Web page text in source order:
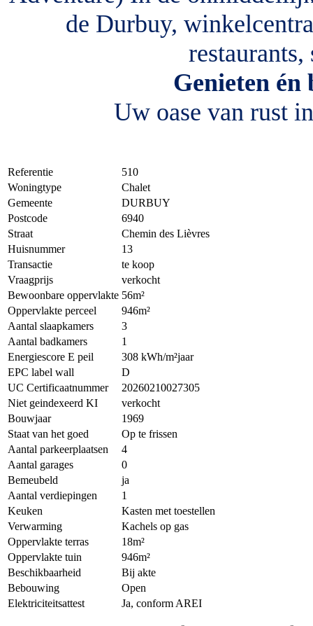
de Durbuy,
Genieten én
Uw oase van rust
Referentie
510
Woningtype
Chalet
Gemeente
DURBUY
Postcode
6940
Straat
Chemin des Lièvres
Huisnummer
13
Transactie
te koop
Vraagprijs
verkocht
Bewoonbare oppervlakte 56m²
Oppervlakte perceel
946m²
Aantal slaapkamers
3
Aantal badkamers
1
Energiescore E peil
308 kWh/m²jaar
EPC label wall
D
UC Certificaatnummer
20260210027305
Niet geindexeerd KI
verkocht
Bouwjaar
1969
Staat van het goed
Op te frissen
Aantal parkeerplaatsen
4
Aantal garages
0
Bemeubeld
ja
Aantal verdiepingen
1
Keuken
Kasten met toestellen
Verwarming
Kachels op gas
Oppervlakte terras
18m²
Oppervlakte tuin
946m²
Beschikbaarheid
Bij akte
Bebouwing
Open
Elektriciteitsattest
Ja, conform AREI